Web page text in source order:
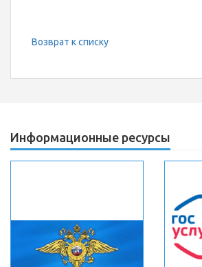
Возврат к списку
Информационные ресурсы